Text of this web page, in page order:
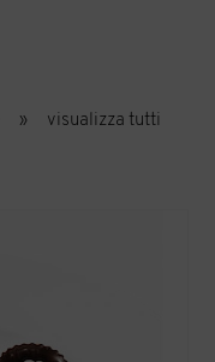
» visualizza tutti